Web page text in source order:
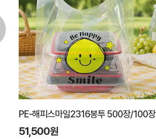
PE-해피스마일2316봉투 500장/100장
51,500원